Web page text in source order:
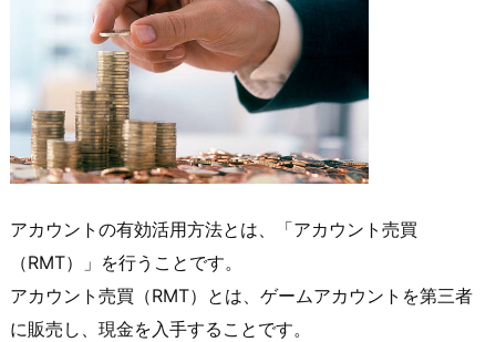
アカウントの有効活用方法とは、「アカウント売買
（RMT）」を行うことです。
アカウント売買（RMT）とは、ゲームアカウントを第三者
に販売し、現金を入手することです。